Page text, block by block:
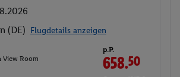
(DE) Flugdetails anzeigen
View Room
p.P.
658.50